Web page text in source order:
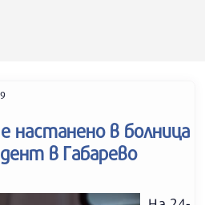
настанено в болница
в Габарево